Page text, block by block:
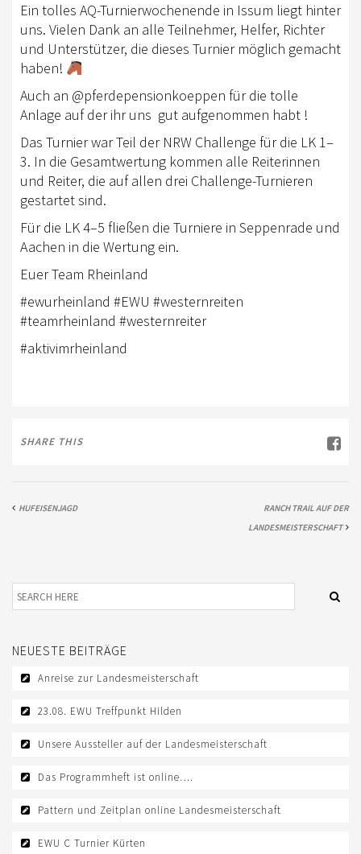
HORSE AND DOG TRAIL
AKTIV IM RHEINLAND
TREFFPUNKTE IM RHEINLAND
AKTIVPASS
AUSBILDUNG
WESTERNREITEN
TRAINERAUSBILDUNG
WESTERN-REITABZEICHEN
AUSBILDUNG TURNIERFACHLEUTE
TERMINE
TURNIERE
JUGEND
TREFFPUNKTE DER EWU RHEINLAND
DOWNLOAD
DOWNLOADS EWU RHEINLAND
DOWNLOADS EWU BUND
EWU BUND
LANDESVERBÄNDE
JUGEND
KIDS CLUB
JUNGPFERDEPROGRAMM
SATZUNG/RECHTSORDNUNG
Ein tolles AQ-Turnierwochenende in Issum liegt hinter
uns. Vielen Dank an alle Teilnehmer, Helfer, Richter
und Unterstützer, die dieses Turnier möglich gemacht
haben!
Auch an @pferdepensionkoeppen für die tolle
Anlage auf der ihr uns gut aufgenommen habt !
Das Turnier war Teil der NRW Challenge für die LK 1–
3. In die Gesamtwertung kommen alle Reiterinnen
und Reiter, die auf allen drei Challenge-Turnieren
gestartet sind.
Für die LK 4–5 fließen die Turniere in Seppenrade und
Aachen in die Wertung ein.
Euer Team Rheinland
#ewurheinland #EWU #westernreiten
#teamrheinland #westernreiter
#aktivimrheinland
SHARE THIS
HUFEISENJAGD
RANCH TRAIL AUF DER
LANDESMEISTERSCHAFT
NEUESTE BEITRÄGE
Anreise zur Landesmeisterschaft
23.08. EWU Treffpunkt Hilden
Unsere Aussteller auf der Landesmeisterschaft
Das Programmheft ist online….
Pattern und Zeitplan online Landesmeisterschaft
EWU C Turnier Kürten